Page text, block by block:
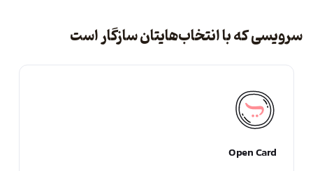
سرویسی که با انتخاب‌هایتان سازگار است
Open Card